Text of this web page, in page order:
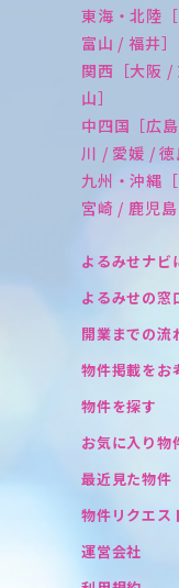
東海・北陸
富山 / 福井］
関西［大阪
山］
中四国［広
川 / 愛媛 / 徳
九州・沖縄
宮崎 / 鹿児島
よるみせナビ
よるみせの窓
開業までの流
物件掲載をお
物件を探す
お気に入り物
最近見た物件
物件リクエス
運営会社